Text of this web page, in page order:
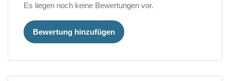
Es liegen noch keine Bewertungen vor.
Bewertung hinzufügen